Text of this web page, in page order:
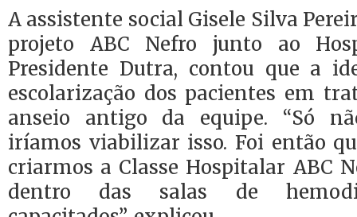
A assistente social Gisele Silva
projeto ABC Nefro junto ao
Presidente Dutra, contou que a
escolarização dos pacientes em
anseio antigo da equipe. “Só
iríamos viabilizar isso. Foi então
criarmos a Classe Hospitalar ABC
dentro das salas de